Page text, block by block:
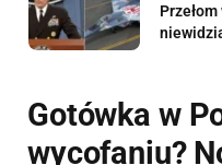
Gotówka w
wycofaniu?